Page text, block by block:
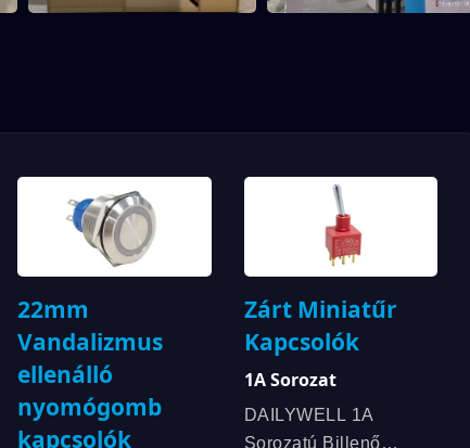
22mm
Vandalizmus
ellenálló
nyomógomb
kapcsolók
Zárt Miniatűr
Kapcsolók
1A Sorozat
DAILYWELL 1A
Sorozatú Billenő